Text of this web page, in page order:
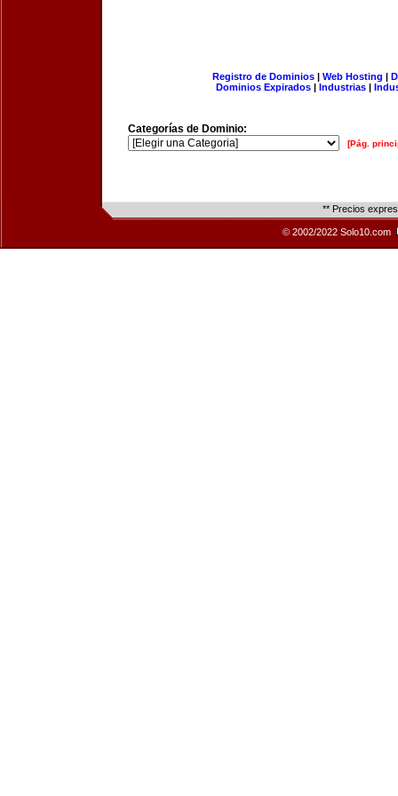
Registro de Dominios| Web Hosting |
Dominios Expirados | Industrias |
Categorías de Dominio:
[Pág.
** Precios
© 2002/2022 Solo10.com